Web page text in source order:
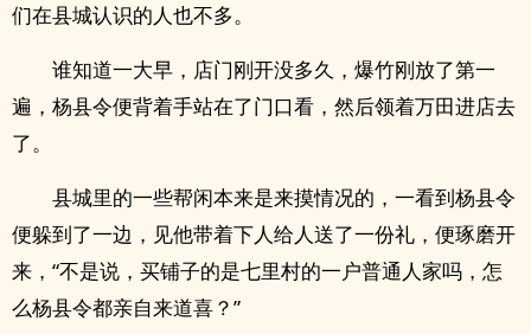
们在县城认识的人也不多。
谁知道一大早，店门刚开没多久，爆竹刚放了第一
遍，杨县令便背着手站在了门口看，然后领着万田进店去
了。
县城里的一些帮闲本来是来摸情况的，一看到杨县令
便躲到了一边，见他带着下人给人送了一份礼，便琢磨开
来，“不是说，买铺子的是七里村的一户普通人家吗，怎
么杨县令都亲自来道喜？”